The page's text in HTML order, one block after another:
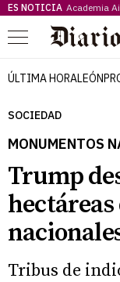
ES NOTICIA Academia
Menú
ÚLTIMA HORALEÓN
SOCIEDAD
MONUMENTOS
Trump
Tribus de